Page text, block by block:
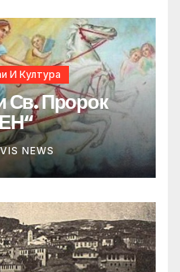
И Култура
Св. Пророк
NEWS